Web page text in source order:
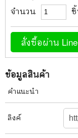
จำนวน
สั่งซื้อผ่าน Line
ข้อมูลสินค้า
คำแนะนำ
ลิงค์